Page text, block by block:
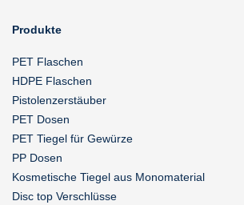
Produkte
PET Flaschen
HDPE Flaschen
Pistolenzerstäuber
PET Dosen
PET Tiegel für Gewürze
PP Dosen
Kosmetische Tiegel aus Monomaterial
Disc top Verschlüsse